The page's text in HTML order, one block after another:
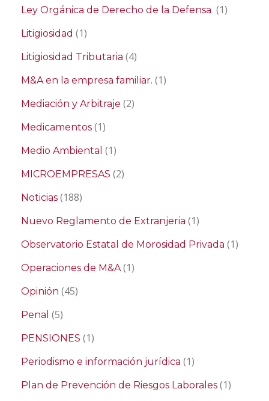
Ley Orgánica de Derecho de la Defensa (1)
Litigiosidad (1)
Litigiosidad Tributaria (4)
M&A en la empresa familiar. (1)
Mediación y Arbitraje (2)
Medicamentos (1)
Medio Ambiental (1)
MICROEMPRESAS (2)
Noticias (188)
Nuevo Reglamento de Extranjeria (1)
Observatorio Estatal de Morosidad Privada (1)
Operaciones de M&A(1)
Opinión (45)
Penal (5)
PENSIONES (1)
Periodismo e información jurídica (1)
Plan de Prevención de Riesgos Laborales (1)